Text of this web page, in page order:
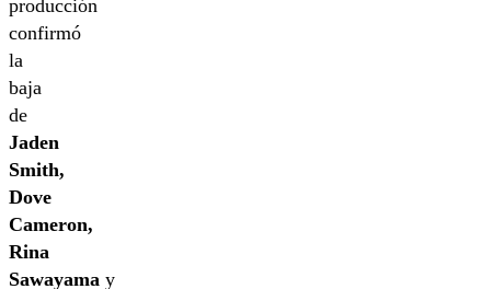
producción
confirmó
la
baja
de
Jaden
Smith,
Dove
Cameron,
Rina
Sawayama y